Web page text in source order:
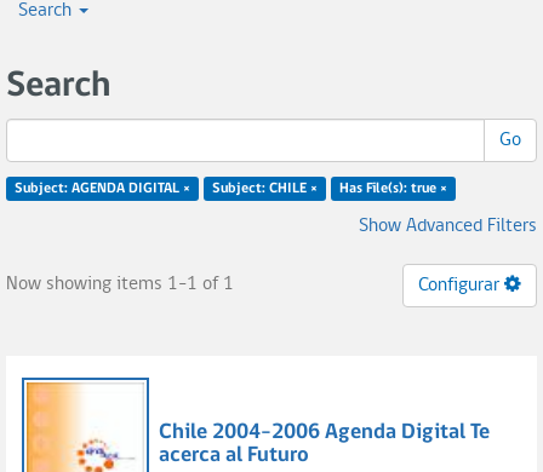
Search
Search
Go
Subject: AGENDA DIGITAL × Subject: CHILE × Has File(s): true ×
Show Advanced Filters
Now showing items 1-1 of 1 Configurar
Chile 2004-2006 Agenda Digital Te
acerca al Futuro